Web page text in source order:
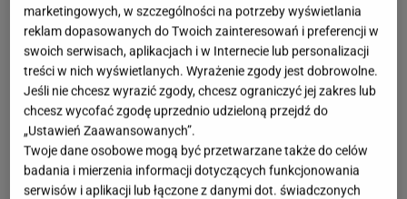
marketingowych, w szczególności na potrzeby wyświetlania
reklam dopasowanych do Twoich zainteresowań i preferencji w
swoich serwisach, aplikacjach i w Internecie lub personalizacji
treści w nich wyświetlanych. Wyrażenie zgody jest dobrowolne.
Jeśli nie chcesz wyrazić zgody, chcesz ograniczyć jej zakres lub
chcesz wycofać zgodę uprzednio udzieloną przejdź do
„Ustawień Zaawansowanych”.
Twoje dane osobowe mogą być przetwarzane także do celów
badania i mierzenia informacji dotyczących funkcjonowania
serwisów i aplikacji lub łączone z danymi dot. świadczonych